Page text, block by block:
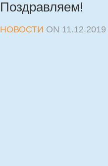
Поздравляем!
НОВОСТИ ON 11.12.2019